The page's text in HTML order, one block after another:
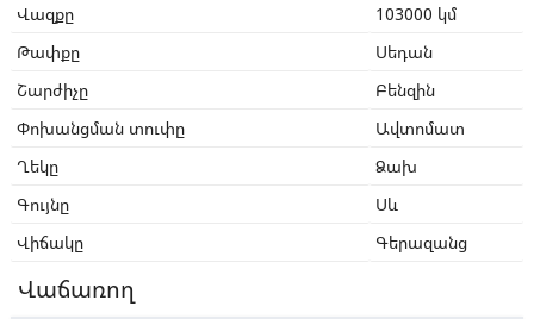
Վազքը
103000 կմ
Թափքը
Սեդան
Շարժիչը
Բենզին
Փոխանցման տուփը
Ավտոմատ
Ղեկը
Ձախ
Գույնը
Սև
Վիճակը
Գերազանց
Վաճառող